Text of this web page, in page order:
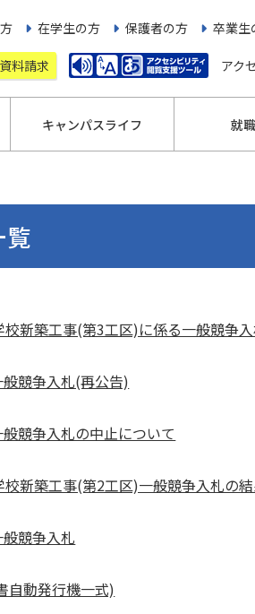
在学生の方 保護者の方 卒業生
資料請求 アク
キャンパスライフ 就
覧
新築工事(第3工区)に係る一般競争
競争入札(再公告)
競争入札の中止について
新築工事(第2工区)一般競争入札の
競争入札
自動発行機一式)